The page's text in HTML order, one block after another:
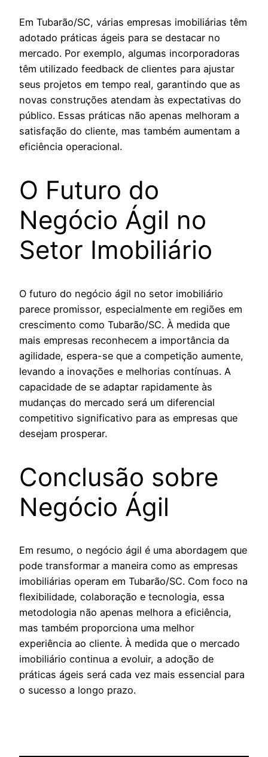
Em Tubarão/SC, várias empresas imobiliárias têm
adotado práticas ágeis para se destacar no
mercado. Por exemplo, algumas incorporadoras
têm utilizado feedback de clientes para ajustar
seus projetos em tempo real, garantindo que as
novas construções atendam às expectativas do
público. Essas práticas não apenas melhoram a
satisfação do cliente, mas também aumentam a
eficiência operacional.
O Futuro do
Negócio Ágil no
Setor Imobiliário
O futuro do negócio ágil no setor imobiliário
parece promissor, especialmente em regiões em
crescimento como Tubarão/SC. À medida que
mais empresas reconhecem a importância da
agilidade, espera-se que a competição aumente,
levando a inovações e melhorias contínuas. A
capacidade de se adaptar rapidamente às
mudanças do mercado será um diferencial
competitivo significativo para as empresas que
desejam prosperar.
Conclusão sobre
Negócio Ágil
Em resumo, o negócio ágil é uma abordagem que
pode transformar a maneira como as empresas
imobiliárias operam em Tubarão/SC. Com foco na
flexibilidade, colaboração e tecnologia, essa
metodologia não apenas melhora a eficiência,
mas também proporciona uma melhor
experiência ao cliente. À medida que o mercado
imobiliário continua a evoluir, a adoção de
práticas ágeis será cada vez mais essencial para
o sucesso a longo prazo.